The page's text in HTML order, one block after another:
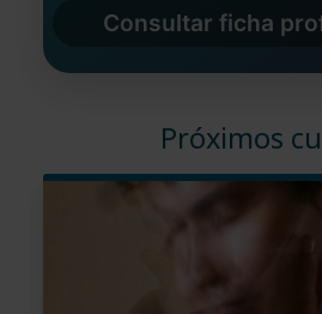
Consultar ficha
Próximos